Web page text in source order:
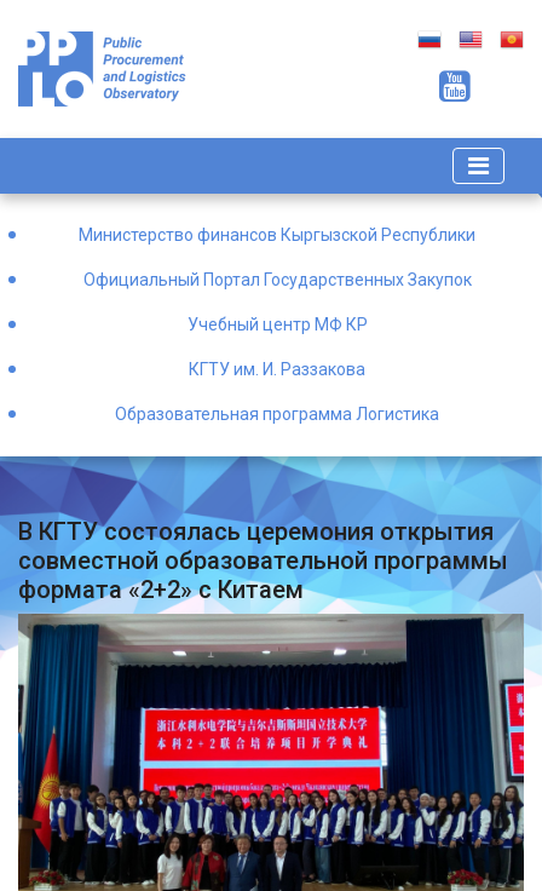
Министерство финансов Кыргызской Республики
Официальный Портал Государственных Закупок
Учебный центр МФ КР
КГТУ им. И. Раззакова
Образовательная программа Логистика
В КГТУ состоялась церемония открытия
совместной образовательной программы
формата «2+2» с Китаем